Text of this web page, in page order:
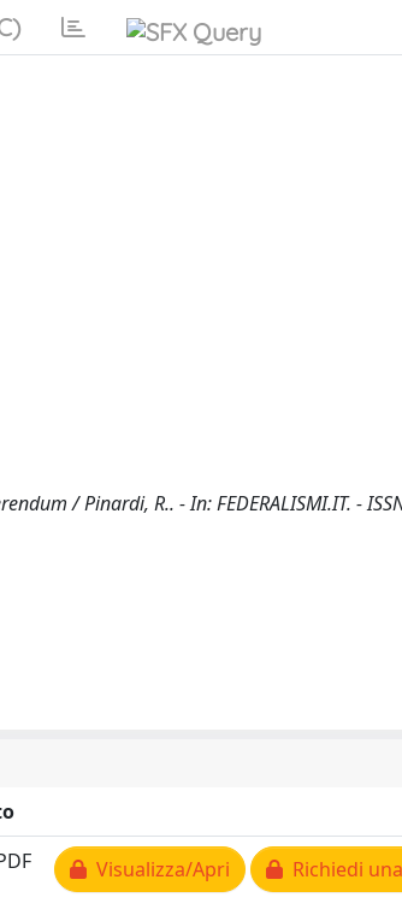
/ Pinardi, R.. - In: FEDERALISMI.IT. -
Visualizza/Apri Richiedi